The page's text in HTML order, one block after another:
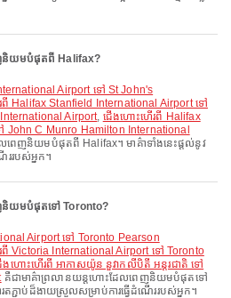
ញនិយមបំផុតពី Halifax?
ពី Halifax Stanfield International Airport ទៅ
Airport, ជើងហោះហើរពី Halifax
John C Munro Hamilton International
ពេញនិយមបំផុតពី Halifax។ មាគ៌ាទាំងនេះផ្តល់នូវ
ររបស់អ្នក។
ញនិយមបំផុតទៅ Toronto?
ពី Victoria International Airport ទៅ Toronto
ងហោះហើរពី អាកាសយ៉ូន នួវាកលីបិតី អន្តរជាតិ ទៅ
គឺជាមាគ៌ាព្រលានយន្តហោះដែលពេញនិយមបំផុតទៅ
តភ្ជាប់ដ៏ងាយស្រួលសម្រាប់ការធ្វើដំណើររបស់អ្នក។